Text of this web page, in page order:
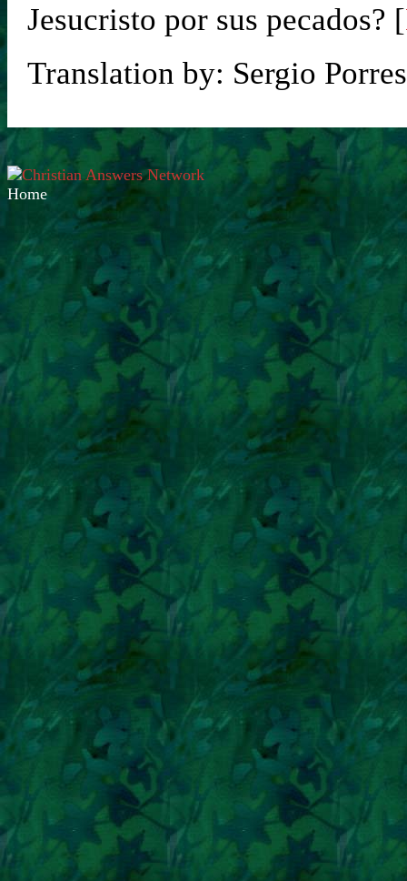
Jesucristo por sus pecados? [
Translation by: Sergio Porres
Home